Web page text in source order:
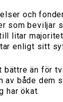
och
som beviljar
litar
enligt sitt
än för
av både dem
har ökat.